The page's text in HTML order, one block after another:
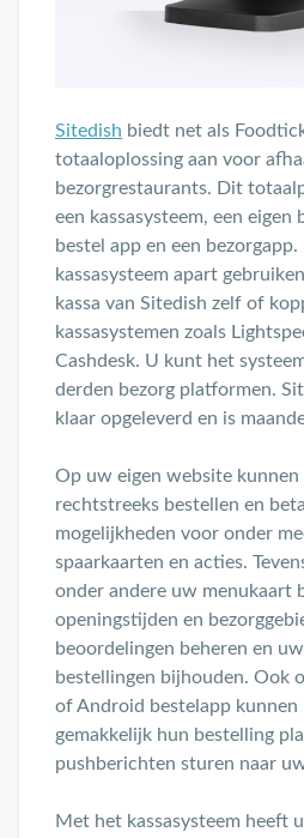
Sitedish biedt net als
totaaloplossing aan voor
bezorgrestaurants. Dit
een kassasysteem, een eigen
bestel app en een
kassasysteem apart
kassa van Sitedish zelf of
kassasystemen zoals
Cashdesk. U kunt het
derden bezorg platformen.
klaar opgeleverd en is
Op uw eigen website
rechtstreeks bestellen en
mogelijkheden voor onder
spaarkaarten en acties.
onder andere uw menukaart
openingstijden en
beoordelingen beheren en
bestellingen bijhouden. Ook
of Android bestelapp kunnen
gemakkelijk hun bestelling
pushberichten sturen naar
Met het kassasysteem heeft